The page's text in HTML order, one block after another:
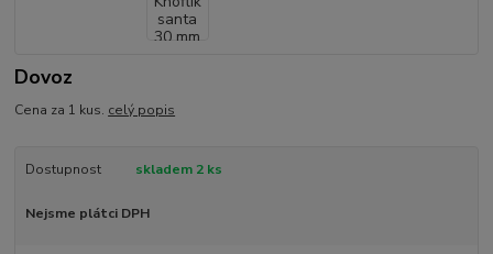
Dovoz
Cena za 1 kus. celý popis
Dostupnost skladem 2 ks
Nejsme plátci DPH